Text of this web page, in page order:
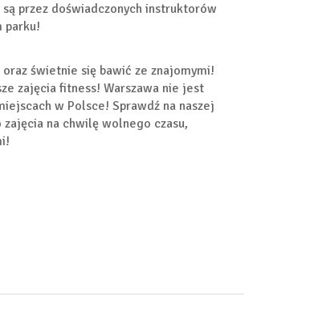
przez doświadczonych instruktorów
parku!
świetnie się bawić ze znajomymi!
zajęcia fitness! Warszawa nie jest
w Polsce! Sprawdź na naszej
na chwilę wolnego czasu,